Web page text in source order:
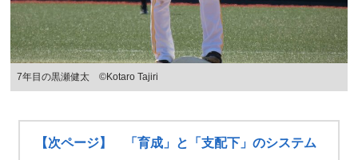
7年目の黒瀬健太 ©Kotaro Tajiri
【次ページ】 「育成」と「支配下」のシステム